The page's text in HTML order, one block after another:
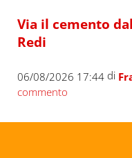
Via il cemento
Redi
06/08/2026 17:44di
commento